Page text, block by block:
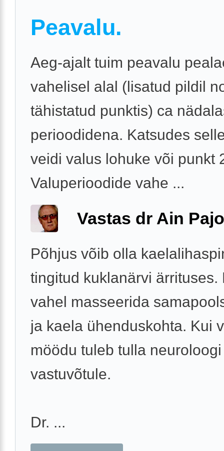
Peavalu.
Aeg-ajalt tuim peavalu
vahelisel alal (lisatud pildil
tähistatud punktis) ca
perioodidena. Katsudes
veidi valus lohuke või punkt
Valuperioodide vahe ...
Vastas dr Ain
Põhjus võib olla
tingitud kuklanärvi ärrituses.
vahel masseerida
ja kaela ühenduskohta. Kui
möödu tuleb tulla neuroloogi
vastuvõtule.
Dr. ...